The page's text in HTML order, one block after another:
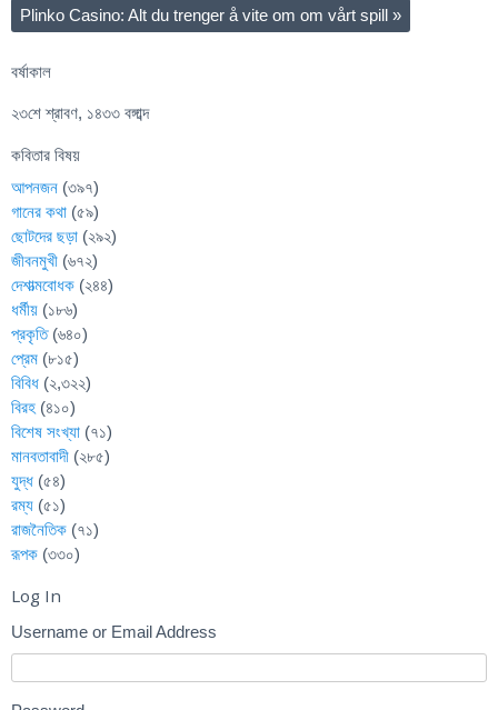
Plinko Casino: Alt du trenger å vite om om vårt spill »
বর্ষাকাল
২৩শে শ্রাবণ, ১৪৩৩ বঙ্গাব্দ
কবিতার বিষয়
আপনজন (৩৯৭)
গানের কথা (৫৯)
ছোটদের ছড়া (২৯২)
জীবনমুখী (৬৭২)
দেশাত্মবোধক (২৪৪)
ধর্মীয় (১৮৬)
প্রকৃতি(৬৪০)
প্রেম (৮১৫)
বিবিধ (২,৩২২)
বিরহ (৪১০)
বিশেষ সংখ্যা (৭১)
মানবতাবাদী (২৮৫)
যুদ্ধ (৫৪)
রম্য (৫১)
রাজনৈতিক (৭১)
রূপক (৩৩০)
Log In
Username or Email Address